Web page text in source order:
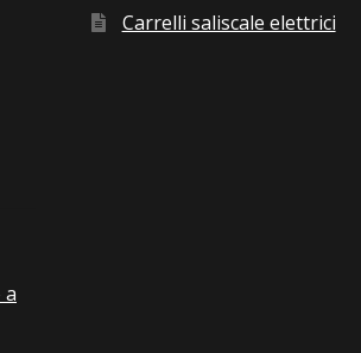
a
Carrelli saliscale elettrici